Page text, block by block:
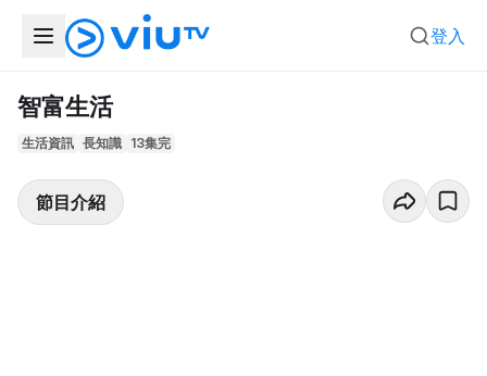
登入
智富生活
生活資訊 長知識 13集完
節目介紹